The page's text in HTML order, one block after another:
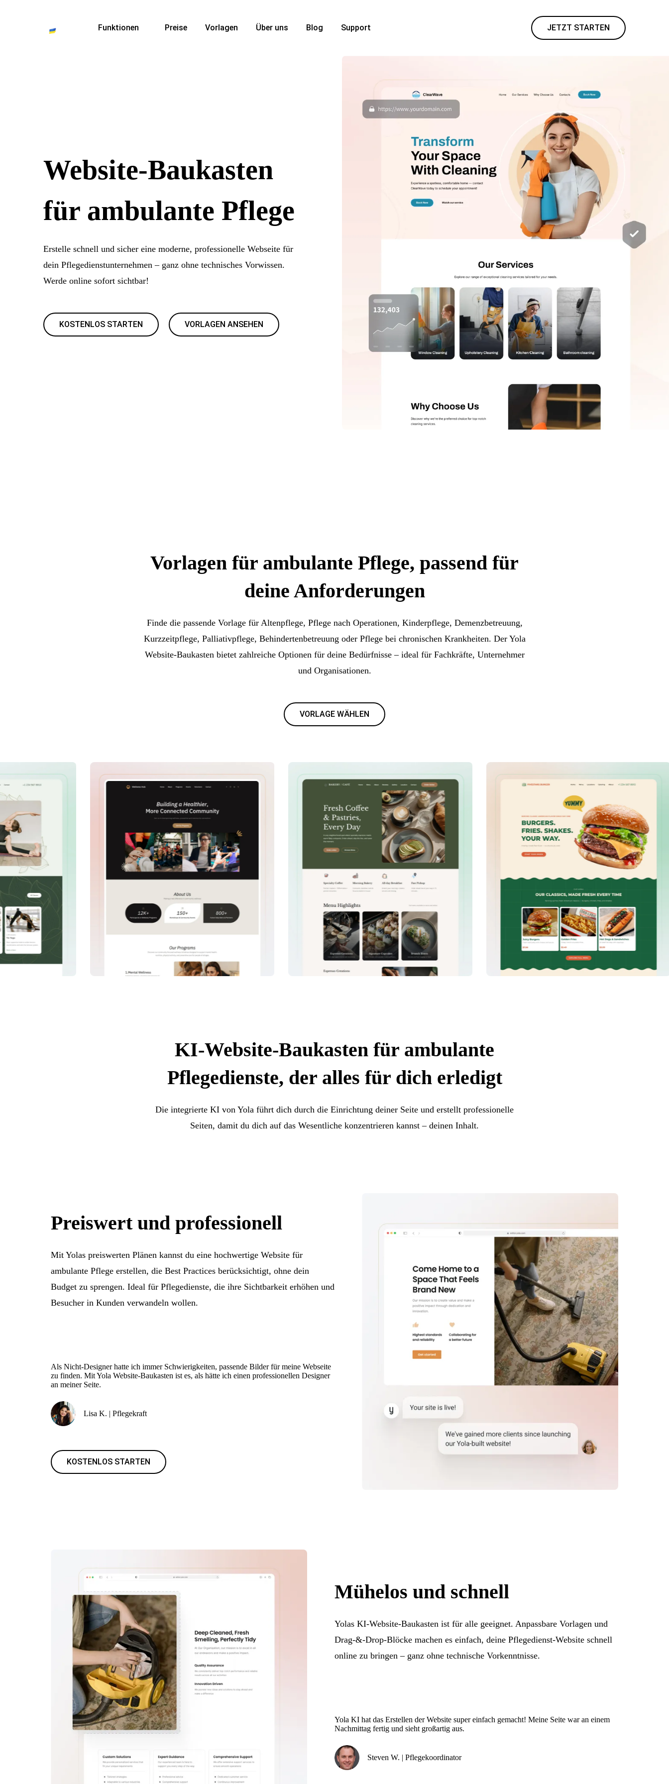
Funktionen Preise Vorlagen Über uns Blog Support JETZT STARTEN
Website-Baukasten
für ambulante Pflege
Erstelle schnell und sicher eine moderne, professionelle Webseite für
dein Pflegedienstunternehmen – ganz ohne technisches Vorwissen.
Werde online sofort sichtbar!
KOSTENLOS STARTEN VORLAGEN ANSEHEN
Vorlagen für ambulante Pflege, passend für
deine Anforderungen
Finde die passende Vorlage für Altenpflege, Pflege nach Operationen, Kinderpflege, Demenzbetreuung,
Kurzzeitpflege, Palliativpflege, Behindertenbetreuung oder Pflege bei chronischen Krankheiten. Der Yola
Website-Baukasten bietet zahlreiche Optionen für deine Bedürfnisse – ideal für Fachkräfte, Unternehmer
und Organisationen.
VORLAGE WÄHLEN
KI-Website-Baukasten für ambulante
Pflegedienste, der alles für dich erledigt
Die integrierte KI von Yola führt dich durch die Einrichtung deiner Seite und erstellt professionelle
Seiten, damit du dich auf das Wesentliche konzentrieren kannst – deinen Inhalt.
Preiswert und professionell
Mit Yolas preiswerten Plänen kannst du eine hochwertige Website für
ambulante Pflege erstellen, die Best Practices berücksichtigt, ohne dein
Budget zu sprengen. Ideal für Pflegedienste, die ihre Sichtbarkeit erhöhen und
Besucher in Kunden verwandeln wollen.
Als Nicht-Designer hatte ich immer Schwierigkeiten, passende Bilder für meine Webseite
zu finden. Mit Yola Website-Baukasten ist es, als hätte ich einen professionellen Designer
an meiner Seite.
Lisa K. | Pflegekraft
KOSTENLOS STARTEN
Mühelos und schnell
Yolas KI-Website-Baukasten ist für alle geeignet. Anpassbare Vorlagen und
Drag-&-Drop-Blöcke machen es einfach, deine Pflegedienst-Website schnell
online zu bringen – ganz ohne technische Vorkenntnisse.
Yola KI hat das Erstellen der Website super einfach gemacht! Meine Seite war an einem
Nachmittag fertig und sieht großartig aus.
Steven W. | Pflegekoordinator